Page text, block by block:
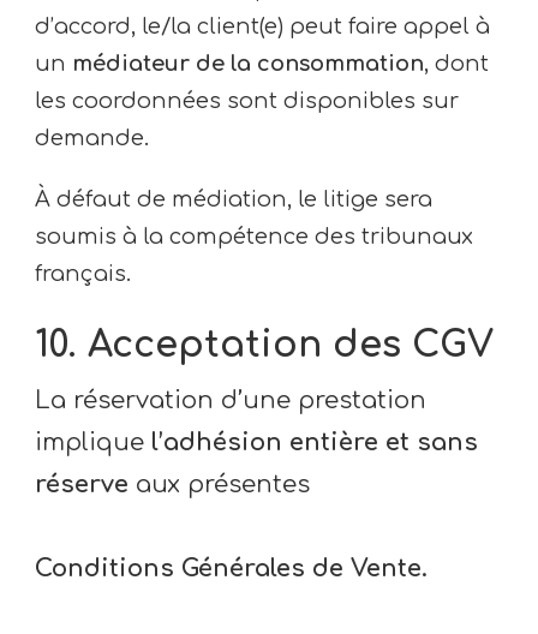
d’accord, le/la client(e) peut faire appel à
un médiateur de la consommation, dont
les coordonnées sont disponibles sur
demande.
À défaut de médiation, le litige sera
soumis à la compétence des tribunaux
français.
10. Acceptation des CGV
La réservation d’une prestation
implique l’adhésion entière et sans
réserve aux présentes
Conditions Générales de Vente.